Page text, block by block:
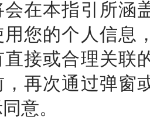
会在本指引所涵
用您的个人信息
直接或合理关联
，再次通过弹窗
意。